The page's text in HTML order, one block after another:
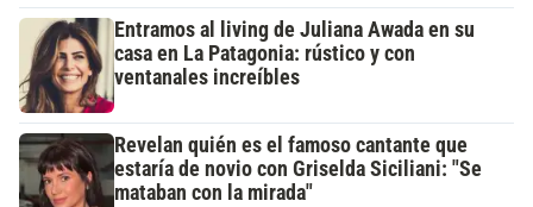
Entramos al living de Juliana Awada en su
casa en La Patagonia: rústico y con
ventanales increíbles
Revelan quién es el famoso cantante que
estaría de novio con Griselda Siciliani: "Se
mataban con la mirada"